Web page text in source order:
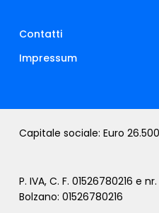
Contatti
Impressum
Capitale sociale: Euro
P. IVA, C. F. 01526780216 e
Bolzano: 01526780216